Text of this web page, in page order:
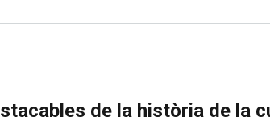
de la història de la